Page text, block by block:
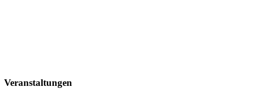
Veranstaltungen